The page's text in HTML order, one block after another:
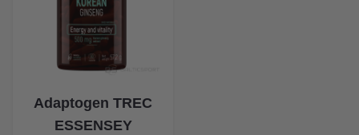
Adaptogen TREC
ESSENSEY